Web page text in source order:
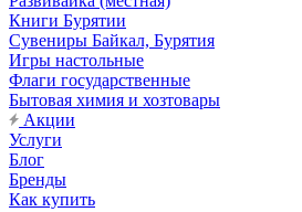
Книги Бурятии
Сувениры Байкал, Бурятия
Игры настольные
Флаги государственные
Бытовая химия и хозтовары
Акции
Услуги
Блог
Бренды
Как купить